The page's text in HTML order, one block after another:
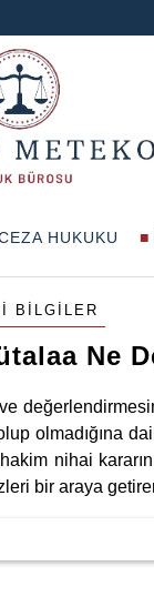
HUKUKU
BILGILER
Ne
olmadığına
nihai
bir araya